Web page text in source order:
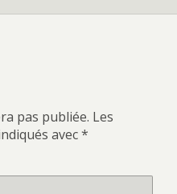
pas publiée. Les
avec*